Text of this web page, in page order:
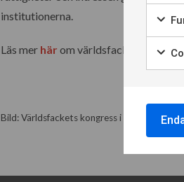
institutionerna.
Läs mer här om världsfacket och vår
Bild: Världsfackets kongress i